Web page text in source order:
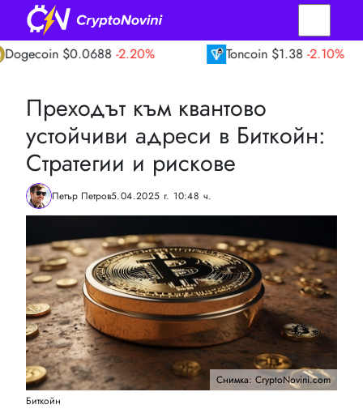
$0.0688 -2.20% $1.38 -2.10%
Преходът към квантово
устойчиви адреси в Биткойн:
Стратегии и рискове
Петър Петров5.04.2025 г. 10:48 ч.
Снимка: CryptoNovini.com
Биткойн